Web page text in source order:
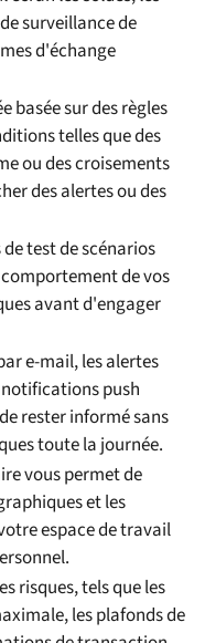
surveillance de
d'échange
basée sur des règles
telles que des
ou des croisements
des alertes ou des
test de scénarios
de vos
avant d'engager
e-mail, les alertes
push
rester informé sans
toute la journée.
vous permet de
et les
espace de travail
risques, tels que les
les plafonds de